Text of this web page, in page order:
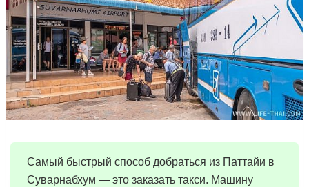
Самый быстрый способ добраться из Паттайи в
Суварнабхум — это заказать такси. Машину